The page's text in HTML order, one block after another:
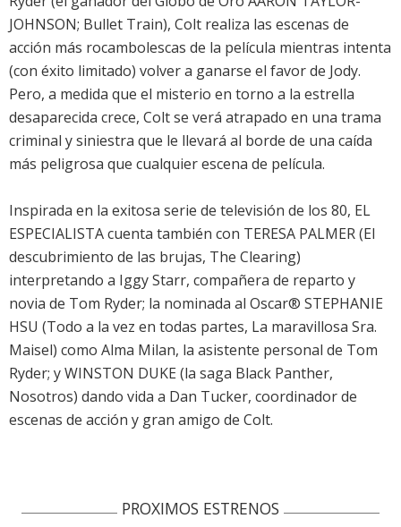
JOHNSON; Bullet Train), Colt realiza las escenas de
acción más rocambolescas de la película mientras intenta
(con éxito limitado) volver a ganarse el favor de Jody.
Pero, a medida que el misterio en torno a la estrella
desaparecida crece, Colt se verá atrapado en una trama
criminal y siniestra que le llevará al borde de una caída
más peligrosa que cualquier escena de película.
Inspirada en la exitosa serie de televisión de los 80, EL
ESPECIALISTA cuenta también con TERESA PALMER (El
descubrimiento de las brujas, The Clearing)
interpretando a Iggy Starr, compañera de reparto y
novia de Tom Ryder; la nominada al Oscar® STEPHANIE
HSU (Todo a la vez en todas partes, La maravillosa Sra.
Maisel) como Alma Milan, la asistente personal de Tom
Ryder; y WINSTON DUKE (la saga Black Panther,
Nosotros) dando vida a Dan Tucker, coordinador de
escenas de acción y gran amigo de Colt.
PROXIMOS ESTRENOS